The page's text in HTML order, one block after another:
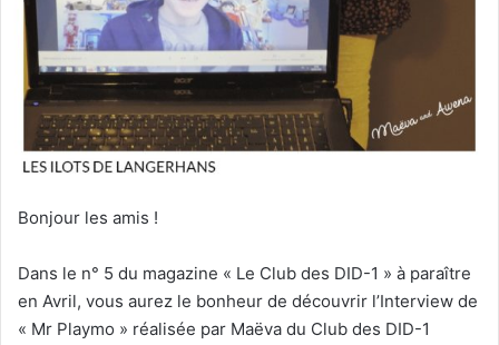
Bonjour les amis !
Dans le n° 5 du magazine « Le Club des DID-1 » à paraître
en Avril, vous aurez le bonheur de découvrir l’Interview de
« Mr Playmo » réalisée par Maëva du Club des DID-1